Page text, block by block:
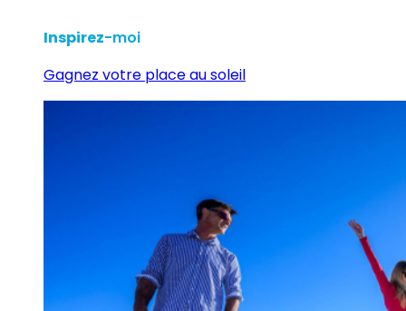
Inspirez-moi
Gagnez votre place au soleil